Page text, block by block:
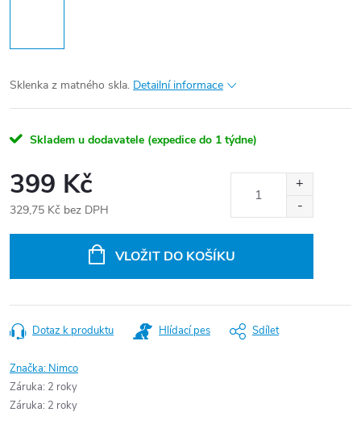
Sklenka z matného skla. Detailní informace
Skladem u dodavatele (expedice do 1 týdne)
399 Kč
329,75 Kč bez DPH
VLOŽIT DO KOŠÍKU
Dotaz k produktu Hlídací pes Sdílet
Značka: Nimco
Záruka: 2 roky
Záruka: 2 roky